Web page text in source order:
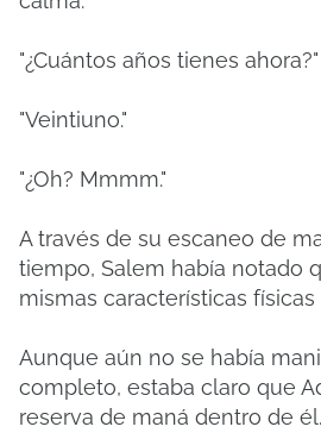
"¿Cuántos años tienes ahora?"
"Veintiuno."
"¿Oh? Mmmm."
A través de su escaneo de
tiempo, Salem había notado
mismas características físicas
Aunque aún no se había
completo, estaba claro que
reserva de maná dentro de él.